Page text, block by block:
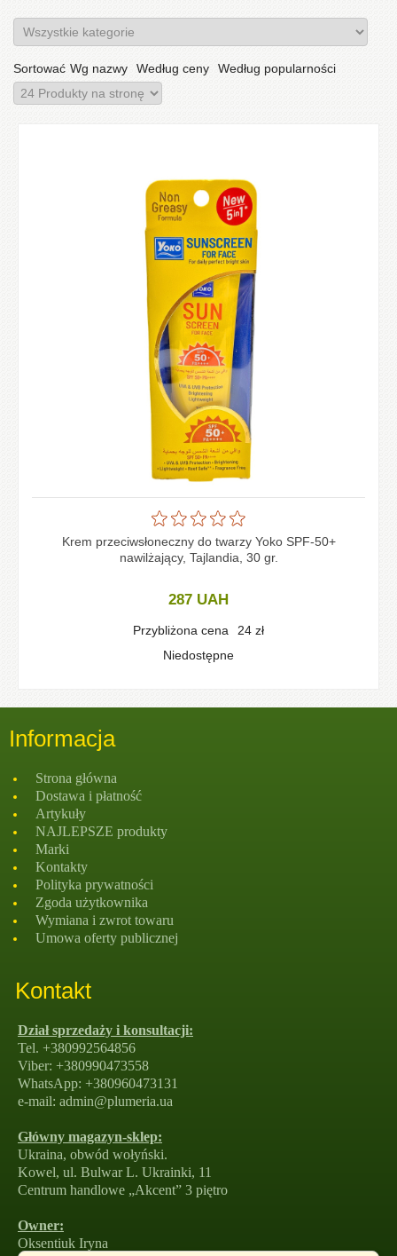
Sortować Wg nazwy Według ceny Według popularności
Krem przeciwsłoneczny do twarzy Yoko SPF-50+
nawilżający, Tajlandia, 30 gr.
287 UAH
Przybliżona cena 24 zł
Niedostępne
Informacja
Strona głównа
Dostawa i płatność
Artykuły
NAJLEPSZE produkty
Marki
Kontakty
Polityka prywatności
Zgoda użytkownika
Wymiana i zwrot towaru
Umowa oferty publicznej
Kontakt
Dział sprzedaży i konsultacji:
Tel. +380992564856
Viber: +380990473558
WhatsApp: +380960473131
e-mail: admin@plumeria.ua
Główny magazyn-sklep:
Ukraina, obwód wołyński.
Kowel, ul. Bulwar L. Ukrainki, 11
Centrum handlowe „Akcent” 3 piętro
Owner:
Oksentiuk Iryna